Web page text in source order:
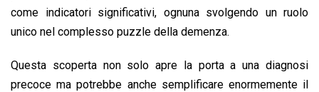
come indicatori significativi, ognuna svolgendo un ruolo
unico nel complesso puzzle della demenza.
Questa scoperta non solo apre la porta a una diagnosi
precoce ma potrebbe anche semplificare enormemente il